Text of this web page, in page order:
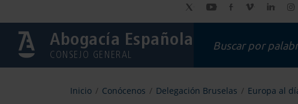
Abogacía Española
CONSEJO GENERAL
Inicio Conócenos Delegación Bruselas Europa al